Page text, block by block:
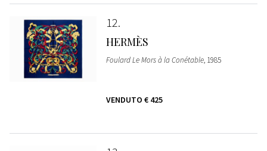
12
HERMÈS
Foulard Le Mors à la Conétable, 1985
VENDUTO € 425